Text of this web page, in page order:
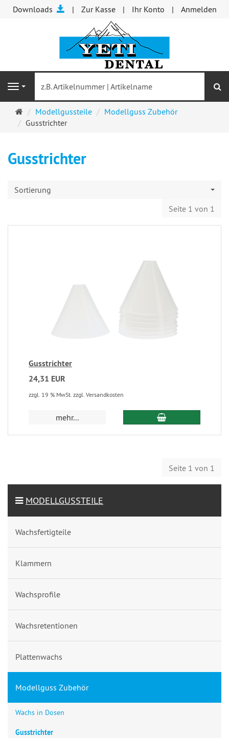
Downloads Zur Kasse Ihr Konto Anmelden
Navigation
Startseite
Modellgussteile
Modellguss Zubehör
Gusstrichter
Gusstrichter
Sortierung
Seite 1 von 1
Gusstrichter
24,31 EUR
zzgl. 19 % MwSt. zzgl. Versandkosten
mehr...
Seite 1 von 1
MODELLGUSSTEILE
Wachsfertigteile
Klammern
Wachsprofile
Wachsretentionen
Plattenwachs
Modellguss Zubehör
Wachs in Dosen
Gusstrichter